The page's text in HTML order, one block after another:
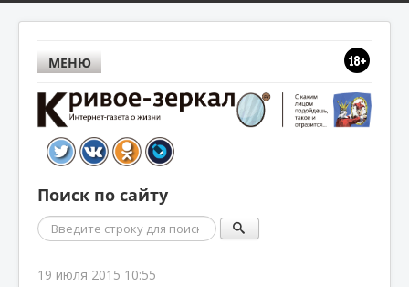
МЕНЮ
Поиск по сайту
Поиск
19 июля 2015 10:55